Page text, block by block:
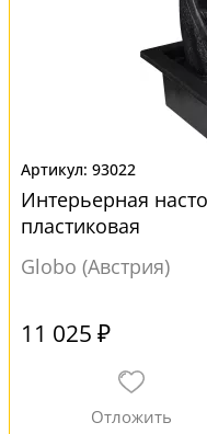
93022
Интерьерная
пластиковая
Globo (Австрия)
11 025 ₽